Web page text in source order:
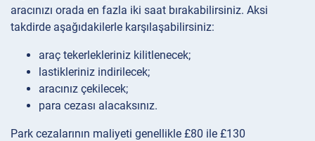
aracınızı orada en fazla iki saat bırakabilirsiniz. Aksi
takdirde aşağıdakilerle karşılaşabilirsiniz:
araç tekerlekleriniz kilitlenecek;
lastikleriniz indirilecek;
aracınız çekilecek;
para cezası alacaksınız.
Park cezalarının maliyeti genellikle £80 ile £130